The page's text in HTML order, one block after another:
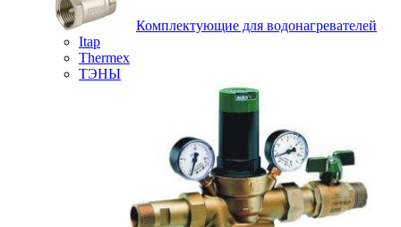
Комплектующие для водонагревателей
Itap
Thermex
ТЭНЫ